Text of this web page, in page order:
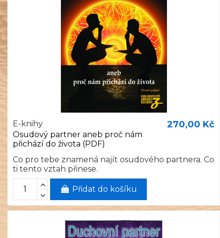
E-knihy
Osudový partner aneb proč nám
přichází do života (PDF)
270,00 Kč
Co pro tebe znamená najít osudového partnera. Co
ti tento vztah přinese.
Přidat do košíku